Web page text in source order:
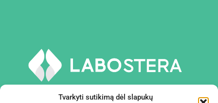
Tvarkyti sutikimą dėl slapukų